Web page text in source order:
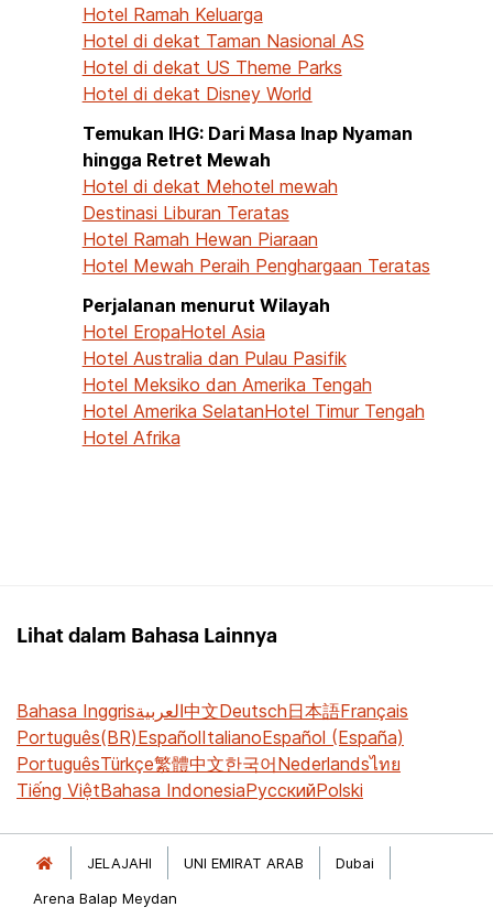
Hotel Ramah Keluarga
Hotel di dekat Taman Nasional AS
Hotel di dekat US Theme Parks
Hotel di dekat Disney World
Temukan IHG: Dari Masa Inap Nyaman
hingga Retret Mewah
Hotel di dekat Mehotel mewah
Destinasi Liburan Teratas
Hotel Ramah Hewan Piaraan
Hotel Mewah Peraih Penghargaan Teratas
Perjalanan menurut Wilayah
Hotel EropaHotel Asia
Hotel Australia dan Pulau Pasifik
Hotel Meksiko dan Amerika Tengah
Hotel Amerika SelatanHotel Timur Tengah
Hotel Afrika
Lihat dalam Bahasa Lainnya
Bahasa Inggrisالعربية中文Deutsch日本語Français
Português(BR)EspañolItalianoEspañol (España)
PortuguêsTürkçe繁體中文한국어Nederlandsไทย
Tiếng ViệtBahasa IndonesiaРусскийPolski
JELAJAHI UNI EMIRAT ARAB
Dubai
Arena Balap Meydan